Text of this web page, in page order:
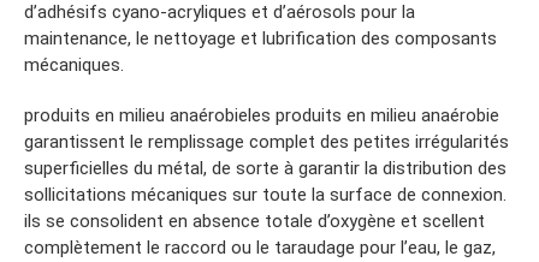
d’adhésifs cyano-acryliques et d’aérosols pour la
maintenance, le nettoyage et lubrification des composants
mécaniques.
produits en milieu anaérobieles produits en milieu anaérobie
garantissent le remplissage complet des petites irrégularités
superficielles du métal, de sorte à garantir la distribution des
sollicitations mécaniques sur toute la surface de connexion.
ils se consolident en absence totale d’oxygène et scellent
complètement le raccord ou le taraudage pour l’eau, le gaz,